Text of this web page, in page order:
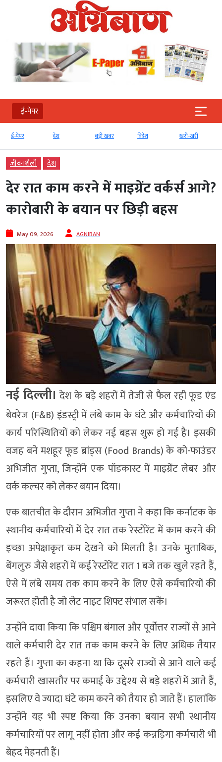
ई-पेपर
ई-पेपर देश बड़ी खबर विदेश खरी-खरी
जीवनशैली देश
देर रात काम करने में माइग्रेंट वर्कर्स आगे?
कारोबारी के बयान पर छिड़ी बहस
May 09, 2026 AGNIBAN
नई दिल्ली। देश के बड़े शहरों में तेजी से फैल रही फूड एंड
बेवरेज (F&B) इंडस्ट्री में लंबे काम के घंटे और कर्मचारियों की
कार्य परिस्थितियों को लेकर नई बहस शुरू हो गई है। इसकी
वजह बने मशहूर फूड ब्रांड्स (Food Brands) के को-फाउंडर
अभिजीत गुप्ता, जिन्होंने एक पॉडकास्ट में माइग्रेंट लेबर और
वर्क कल्चर को लेकर बयान दिया।
एक बातचीत के दौरान अभिजीत गुप्ता ने कहा कि कर्नाटक के
स्थानीय कर्मचारियों में देर रात तक रेस्टोरेंट में काम करने की
इच्छा अपेक्षाकृत कम देखने को मिलती है। उनके मुताबिक,
बेंगलुरु जैसे शहरों में कई रेस्टोरेंट रात 1 बजे तक खुले रहते हैं,
ऐसे में लंबे समय तक काम करने के लिए ऐसे कर्मचारियों की
जरूरत होती है जो लेट नाइट शिफ्ट संभाल सकें।
उन्होंने दावा किया कि पश्चिम बंगाल और पूर्वोत्तर राज्यों से आने
वाले कर्मचारी देर रात तक काम करने के लिए अधिक तैयार
रहते हैं। गुप्ता का कहना था कि दूसरे राज्यों से आने वाले कई
कर्मचारी खासतौर पर कमाई के उद्देश्य से बड़े शहरों में आते हैं,
इसलिए वे ज्यादा घंटे काम करने को तैयार हो जाते हैं। हालांकि
उन्होंने यह भी स्पष्ट किया कि उनका बयान सभी स्थानीय
कर्मचारियों पर लागू नहीं होता और कई कन्नड़िगा कर्मचारी भी
बेहद मेहनती हैं।